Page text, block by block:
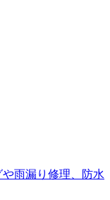
雨漏り修理、防水